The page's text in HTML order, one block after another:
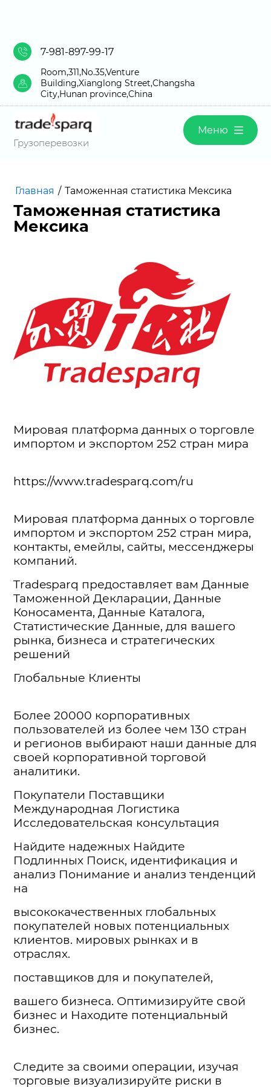
7-981-897-99-17
Room,311,No.35,Venture
Building,Xianglong Street,Changsha
City,Hunan province,China
Грузоперевозки
Меню
Главная / Таможенная статистика Мексика
Таможенная статистика
Мексика
Мировая платформа данных о торговле
импортом и экспортом 252 стран мира
https://www.tradesparq.com/ru
Мировая платформа данных о торговле
импортом и экспортом 252 стран мира,
контакты, емейлы, сайты, мессенджеры
компаний.
Tradesparq предоставляет вам Данные
Таможенной Декларации, Данные
Коносамента, Данные Каталога,
Статистические Данные, для вашего
рынка, бизнеса и стратегических
решений
Глобальные Клиенты
Более 20000 корпоративных
пользователей из более чем 130 стран
и регионов выбирают наши данные для
своей корпоративной торговой
аналитики.
Покупатели Поставщики
Международная Логистика
Исследовательская консультация
Найдите надежных Найдите
Подлинных Поиск, идентификация и
анализ Понимание и анализ тенденций
на
высококачественных глобальных
покупателей новых потенциальных
клиентов. мировых рынках и в
отраслях.
поставщиков для и покупателей,
вашего бизнеса. Оптимизируйте свой
бизнес и Находите потенциальный
бизнес.
Следите за своими операции, изучая
торговые визуализируйте риски в